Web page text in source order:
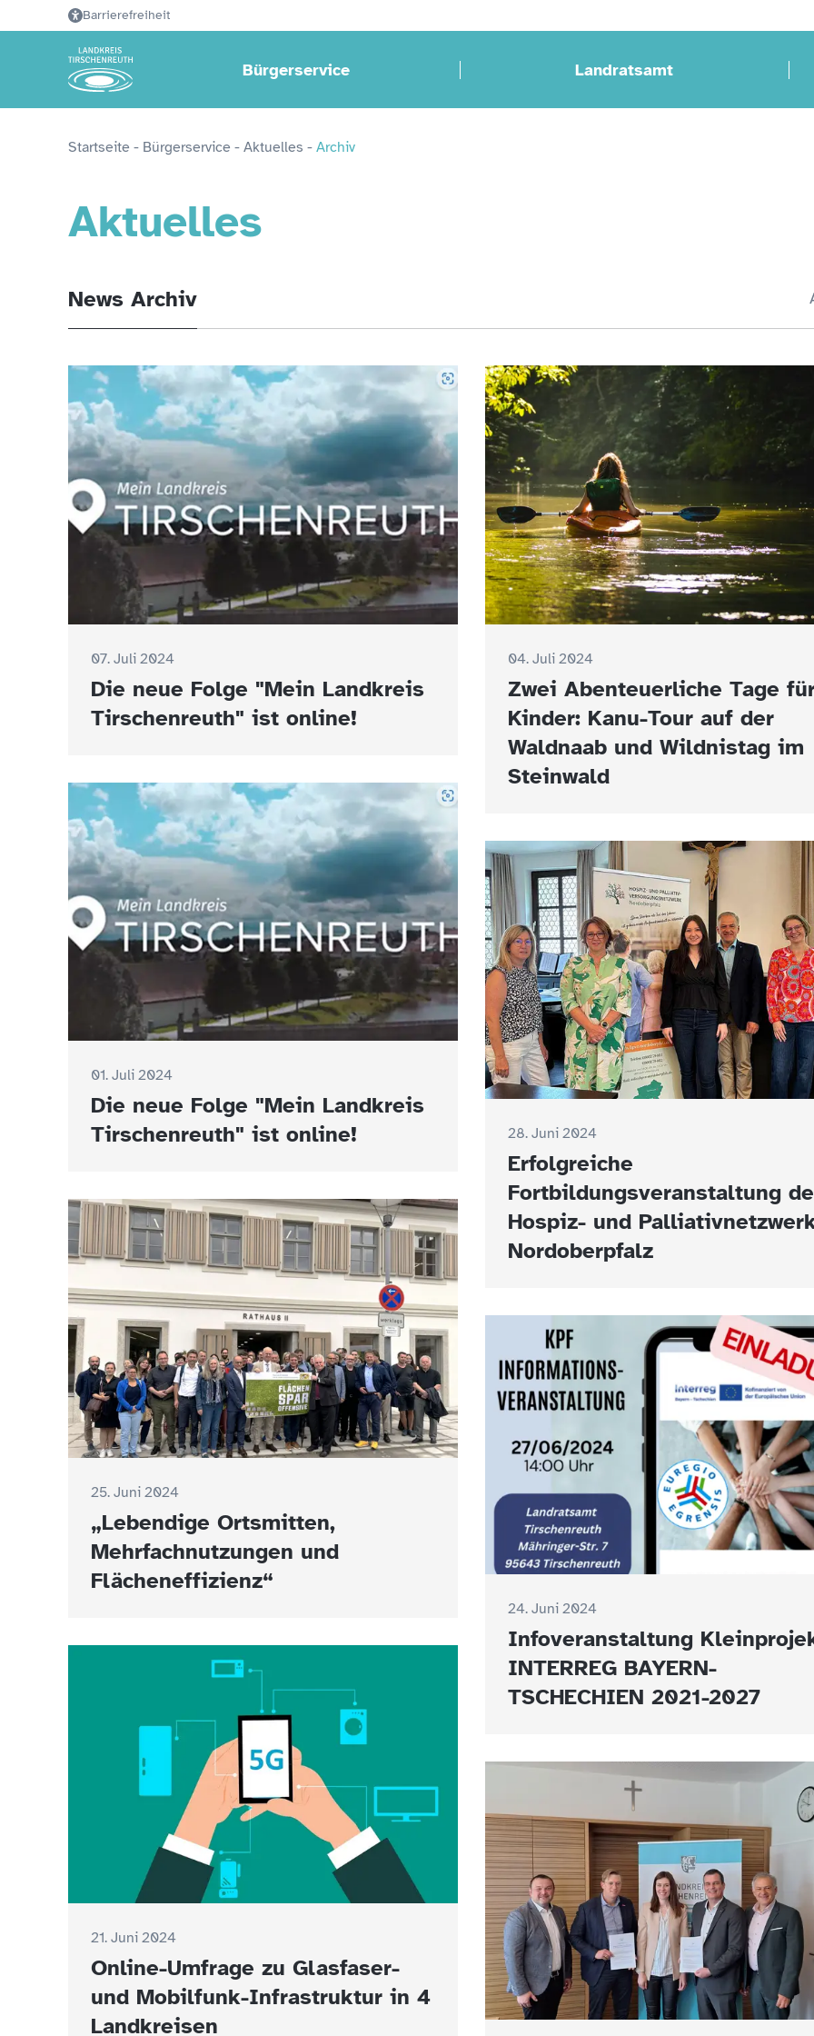
Barrierefreiheit
Bürgerservice Landratsamt
Startseite - Bürgerservice - Aktuelles - Archiv
Aktuelles
News Archiv
07. Juli 2024
Die neue Folge "Mein Landkreis
Tirschenreuth" ist online!
04. Juli 2024
Zwei Abenteuerliche Tage
Kinder: Kanu-Tour auf der
Waldnaab und Wildnistag im
Steinwald
01. Juli 2024
Die neue Folge "Mein Landkreis
Tirschenreuth" ist online!
28. Juni 2024
Erfolgreiche
Fortbildungsveranstaltung
Hospiz- und
Nordoberpfalz
25. Juni 2024
„Lebendige Ortsmitten,
Mehrfachnutzungen und
Flächeneffizienz“
24. Juni 2024
Infoveranstaltung
INTERREG BAYERN-
TSCHECHIEN 2021-2027
21. Juni 2024
Online-Umfrage zu Glasfaser-
und Mobilfunk-Infrastruktur in 4
Landkreisen